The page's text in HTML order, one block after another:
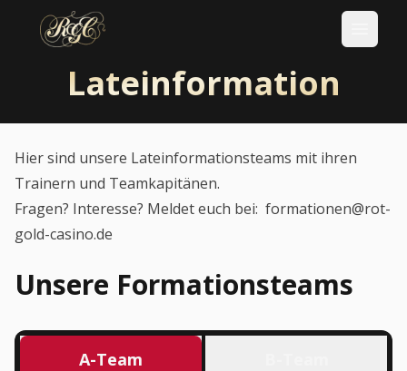
Lateinformation
Hier sind unsere Lateinformationsteams mit ihren
Trainern und Teamkapitänen.
Fragen? Interesse? Meldet euch bei: formationen@rot-
gold-casino.de
Unsere Formationsteams
A-Team